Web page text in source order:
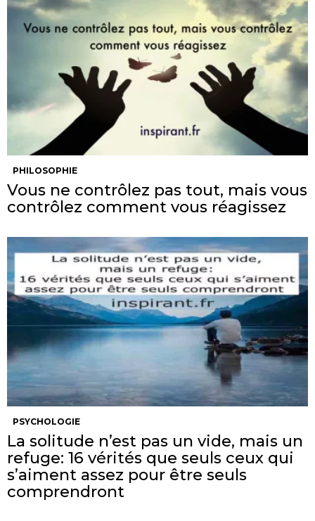
PHILOSOPHIE
Vous ne contrôlez pas tout, mais vous
contrôlez comment vous réagissez
PSYCHOLOGIE
La solitude n’est pas un vide, mais un
refuge: 16 vérités que seuls ceux qui
s’aiment assez pour être seuls
comprendront